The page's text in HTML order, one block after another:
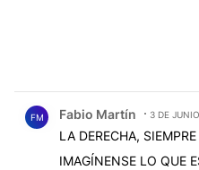
FM Fabio Martín 3 DE
LA DERECHA,
IMAGÍNENSE LO QUE